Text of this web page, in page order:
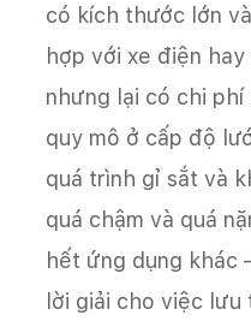
có kích thước lớn
hợp với xe điện
nhưng lại có chi
quy mô ở cấp độ
quá trình gỉ sắt và
quá chậm và quá
hết ứng dụng
lời giải cho việc